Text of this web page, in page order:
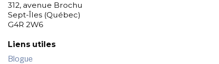
312, avenue Brochu
Sept-Îles (Québec)
G4R 2W6
Liens utiles
Blogue